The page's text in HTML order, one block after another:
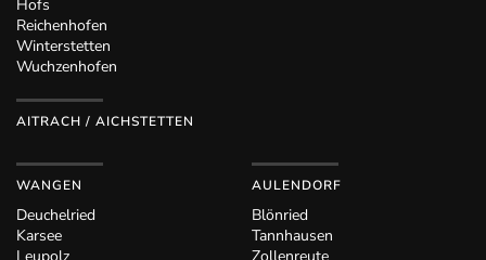
Hofs
Reichenhofen
Winterstetten
Wuchzenhofen
AITRACH / AICHSTETTEN
WANGEN
Deuchelried
Karsee
Leupolz
AULENDORF
Blönried
Tannhausen
Zollenreute